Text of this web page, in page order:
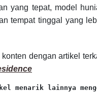
yang tepat, model
tempat tinggal yang
dengan artikel
menarik lainnya